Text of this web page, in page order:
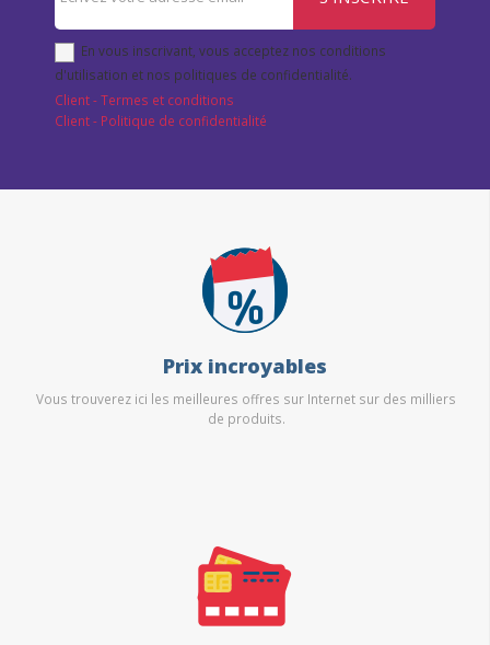
En vous inscrivant, vous acceptez nos conditions
d'utilisation et nos politiques de confidentialité.
Client - Termes et conditions
Client - Politique de confidentialité
Prix incroyables
Vous trouverez ici les meilleures offres sur Internet sur des milliers
de produits.